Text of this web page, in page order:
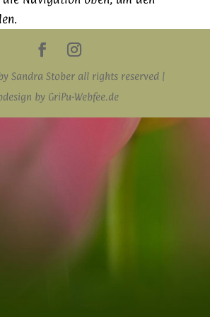
Sandra Stober all rights reserved |
by GriPu-Webfee.de